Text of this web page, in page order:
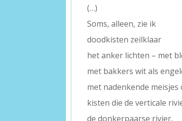
(…)
Soms, alleen, zie ik
doodkisten zeilklaar
het anker lichten – met
met bakkers wit als
met nadenkende
kisten die de verticale
de donkerpaarse rivier,